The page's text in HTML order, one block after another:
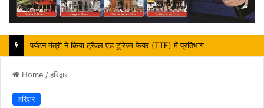
महापौर शंभू पासवान के जन्मदिवस पर क्षेत्र में विकास की सौगात
Home /हरिद्वार
हरिद्वार